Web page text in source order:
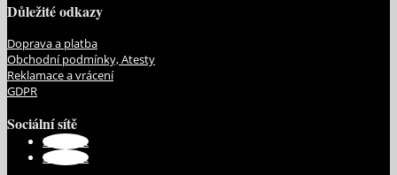
Důležité odkazy
Doprava a platba
Obchodní podmínky, Atesty
Reklamace a vrácení
GDPR
Sociální sítě
Sledovat
Sledovat